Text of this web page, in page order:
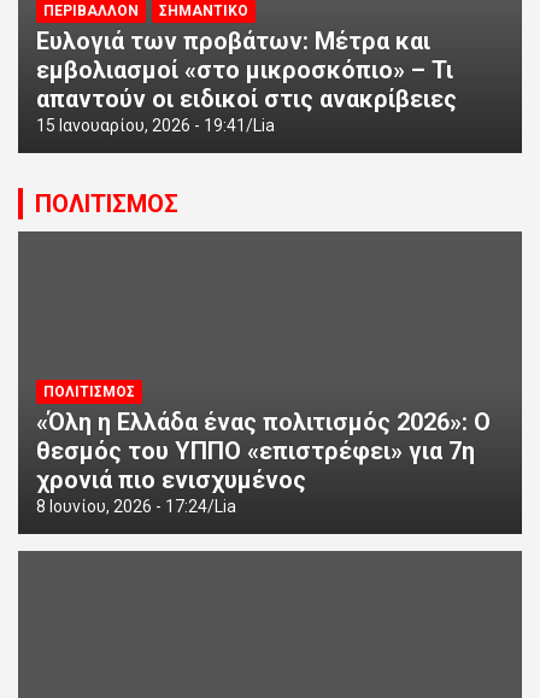
ΠΕΡΙΒΑΛΛΟΝ ΣΗΜΑΝΤΙΚΟ
Ευλογιά των προβάτων: Μέτρα και
εμβολιασμοί «στο μικροσκόπιο» – Τι
απαντούν οι ειδικοί στις ανακρίβειες
15 Ιανουαρίου, 2026 - 19:41 Lia
ΠΟΛΙΤΙΣΜΟΣ
ΠΟΛΙΤΙΣΜΟΣ
«Όλη η Ελλάδα ένας πολιτισμός 2026»: Ο
θεσμός του ΥΠΠΟ «επιστρέφει» για 7η
χρονιά πιο ενισχυμένος
8 Ιουνίου, 2026 - 17:24 Lia